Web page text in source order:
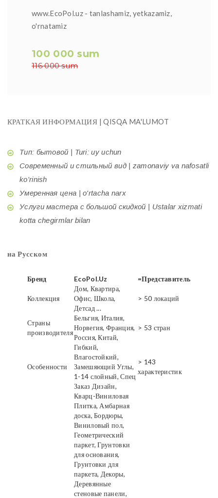
www.EcoPol.uz - tanlashamiz, yetkazamiz,
o'rnatamiz
100 000 sum
116 000 sum
КРАТКАЯ ИНФОРМАЦИЯ | QISQA MA'LUMOT
Тип: бытовой | Turi: uy uchun
Современный и стильный вид | zamonaviy va nafosatli
ko'rinish
Умеренная цена | o'rtacha narx
Услуги мастера с большой скидкой | Ustalar xizmati
kotta chegirmlar bilan
на Русском
Бренд EcoPol.Uz =Представитель
Коллекция
Дом, Квартира,
Офис, Школа,
Детсад ...
> 50 локаций
Страны
производителя
Бельгия, Италия,
Норвегия, Франция,
Россия, Китай,
> 53 стран
Особенности
Гибкий,
Влагостойкий,
Замешяющий Углы,
1-14 слойный, Спец
Заказ Дизайн,
> 143
характеристик
Кварц-Виниловая
Плитка, Амбарная
доска, Бордюры,
Виниловый пол,
Геометрический
паркет, Грунтовки
для основания,
Грунтовки для
паркета, Декоры,
Деревянные
стеновые панели,